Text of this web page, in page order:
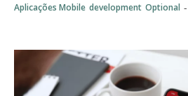
Aplicações Mobile development Optional -